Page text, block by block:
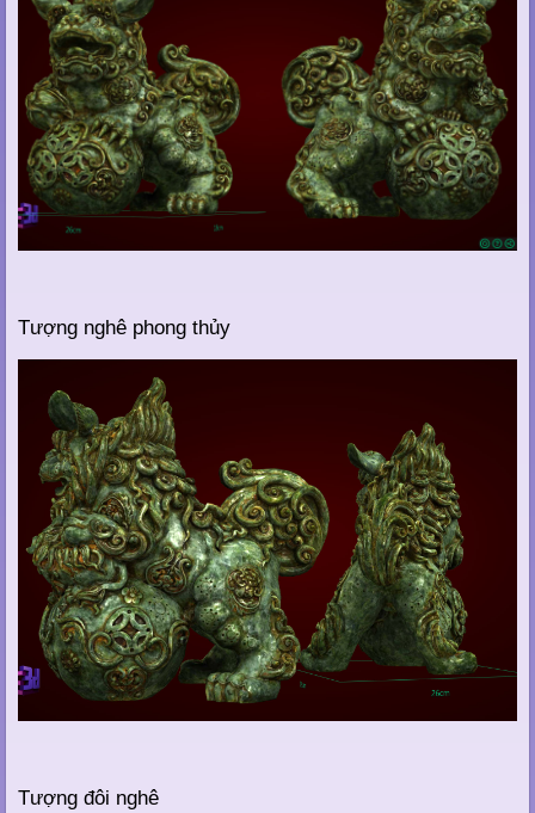
Tượng nghê phong thủy
Tượng đôi nghê